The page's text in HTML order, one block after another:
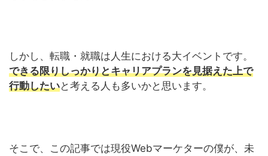
しかし、転職・就職は人生における大イベントです。
できる限りしっかりとキャリアプランを見据えた上で
行動したいと考える人も多いかと思います。
そこで、この記事では現役Webマーケターの僕が、未